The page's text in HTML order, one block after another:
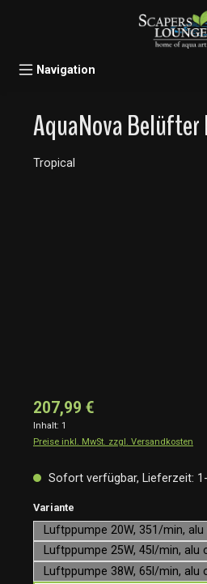
Navigation
AquaNova Belüfter
Tropical
207,99 €
Inhalt: 1
Preise inkl. MwSt. zzgl. Versandkosten
Sofort verfügbar, Lieferzeit:
Variante
Luftppumpe 20W, 351/min,
Luftppumpe 25W, 45l/min, alu
Luftppumpe 38W, 65l/min, alu